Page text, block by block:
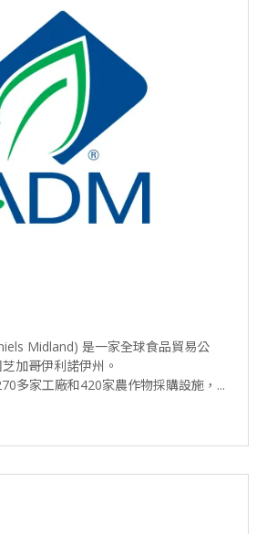
Midland) 是一家全球食品貿易公
加哥伊利諾伊州。
多家工廠和420家農作物採購設施，...